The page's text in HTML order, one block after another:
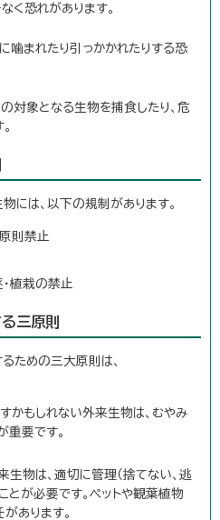
く恐れがあります。
噛まれたり引っかかれたりする恐
の対象となる生物を捕食したり、危
には、以下の規制があります。
則禁止
植栽の禁止
三原則
ための三大原則は、
かもしれない外来生物は、むやみ
重要です。
物は、適切に管理（捨てない、逃
とが必要です。ペットや観葉植物
あります。